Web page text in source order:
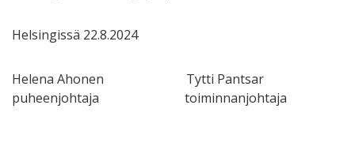
Helsingissä 22.8.2024
Helena Ahonen Tytti Pantsar
puheenjohtaja toiminnanjohtaja